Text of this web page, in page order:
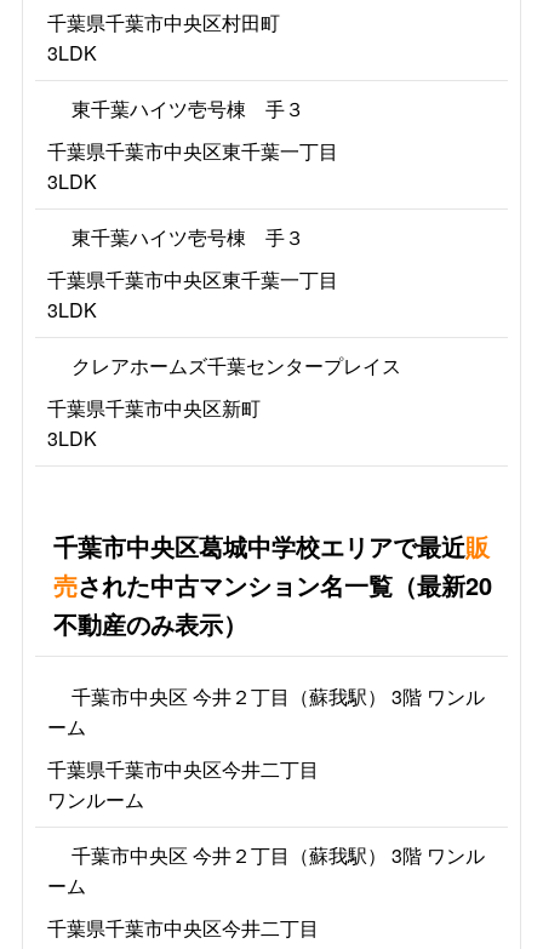
千葉県千葉市中央区村田町
3LDK
東千葉ハイツ壱号棟 手３
千葉県千葉市中央区東千葉一丁目
3LDK
東千葉ハイツ壱号棟 手３
千葉県千葉市中央区東千葉一丁目
3LDK
クレアホームズ千葉センタープレイス
千葉県千葉市中央区新町
3LDK
千葉市中央区葛城中学校エリアで最近販
売された中古マンション名一覧（最新20
不動産のみ表示）
千葉市中央区 今井２丁目（蘇我駅） 3階 ワンル
ーム
千葉県千葉市中央区今井二丁目
ワンルーム
千葉市中央区 今井２丁目（蘇我駅） 3階 ワンル
ーム
千葉県千葉市中央区今井二丁目